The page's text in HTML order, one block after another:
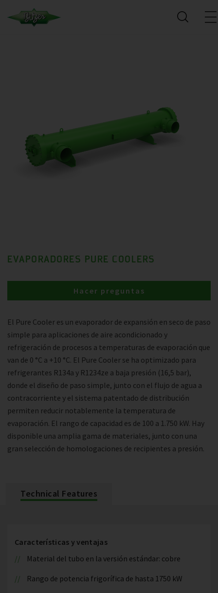
EVAPORADORES PURE COOLERS
El Pure Cooler es un evaporador de expansión en seco de paso
simple para aplicaciones de aire acondicionado y
refrigeración de procesos a temperaturas de evaporación que
van de 0 °C a +10 °C. El Pure Cooler se ha optimizado para
refrigerantes R134a y R1234ze a baja presión (16,5 bar),
donde el diseño de paso simple, junto con el flujo de agua a
contracorriente y el sistema patentado de distribución
permiten reducir notablemente la temperatura de
evaporación. El rango de capacidad es de 100 a 1.750 kW. Hay
disponible una amplia gama de materiales, junto con una
gran selección de homologaciones de recipientes a presión.
Hacer preguntas
Technical Features
Características y ventajas
Material del tubo en la versión estándar: cobre
Rango de potencia frigorífica de hasta 1750 kW